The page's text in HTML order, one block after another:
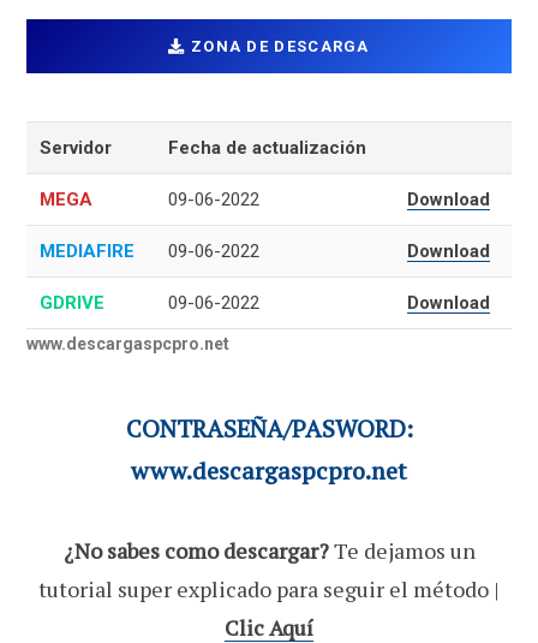
ZONA DE DESCARGA
Servidor Fecha de actualización
MEGA 09-06-2022 Download
MEDIAFIRE 09-06-2022 Download
GDRIVE 09-06-2022 Download
www.descargaspcpro.net
CONTRASEÑA/PASWORD:
www.descargaspcpro.net
¿No sabes como descargar?Te dejamos un
tutorial super explicado para seguir el método |
Clic Aquí